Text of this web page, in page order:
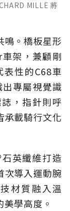
MILLE 將
鳴。橋板星形
架，兼顧剛
性的C68車
專屬視覺識
，指針則呼
承載騎行文化
英纖維打造
次導入運動腕
材質融入溫
學高度。